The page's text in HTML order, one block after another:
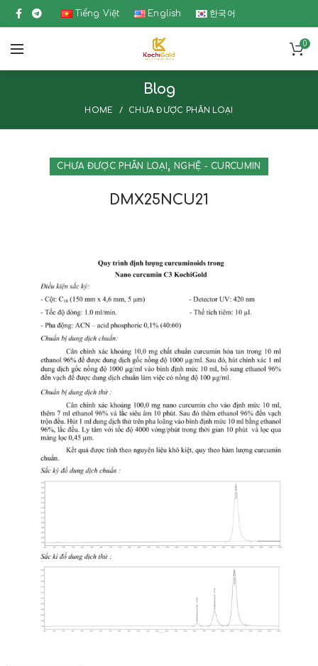
Tiếng Việt English 한국어
0
Blog
HOME CHƯA ĐƯỢC PHÂN LOẠI
CHƯA ĐƯỢC PHÂN LOẠI,NGHỆ - CURCUMIN
DMX25NCU21